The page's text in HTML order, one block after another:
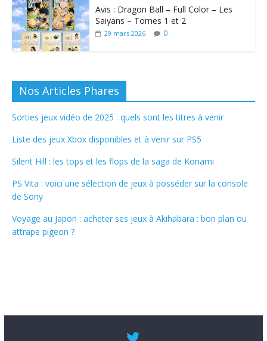
Avis : Dragon Ball – Full Color – Les
Saiyans – Tomes 1 et 2
29 mars 2026 0
Nos Articles Phares
Sorties jeux vidéo de 2025 : quels sont les titres à venir
Liste des jeux Xbox disponibles et à venir sur PS5
Silent Hill : les tops et les flops de la saga de Konami
PS Vita : voici une sélection de jeux à posséder sur la console
de Sony
Voyage au Japon : acheter ses jeux à Akihabara : bon plan ou
attrape pigeon ?